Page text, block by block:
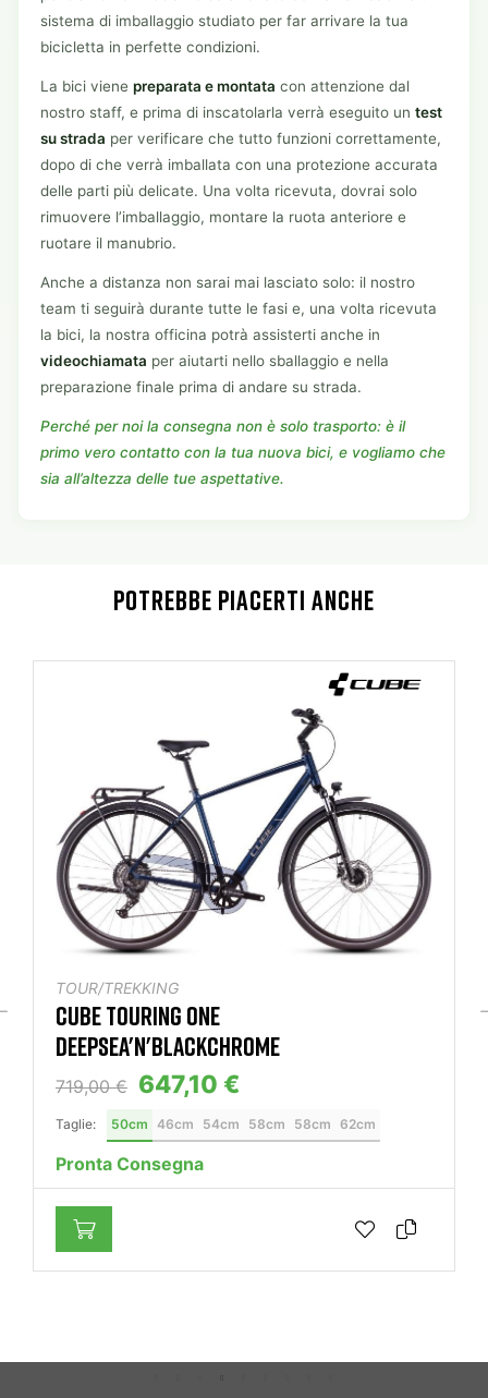
sistema di imballaggio studiato per far arrivare la tua
bicicletta in perfette condizioni.
La bici viene preparata e montata con attenzione dal
nostro staff, e prima di inscatolarla verrà eseguito un test
su strada per verificare che tutto funzioni correttamente,
dopo di che verrà imballata con una protezione accurata
delle parti più delicate. Una volta ricevuta, dovrai solo
rimuovere l’imballaggio, montare la ruota anteriore e
ruotare il manubrio.
Anche a distanza non sarai mai lasciato solo: il nostro
team ti seguirà durante tutte le fasi e, una volta ricevuta
la bici, la nostra officina potrà assisterti anche in
videochiamata per aiutarti nello sballaggio e nella
preparazione finale prima di andare su strada.
Perché per noi la consegna non è solo trasporto: è il
primo vero contatto con la tua nuova bici, e vogliamo che
sia all’altezza delle tue aspettative.
POTREBBE PIACERTI ANCHE
TOUR/TREKKING
TREK FX SPORT SL 4 MATTE ONYX CARBON
1.539,00 €
POSSIBILITÀ DI FINANZIAMENTI AGOS
ANCHE A DISTANZA
Taglie: L M S
Prenotabile